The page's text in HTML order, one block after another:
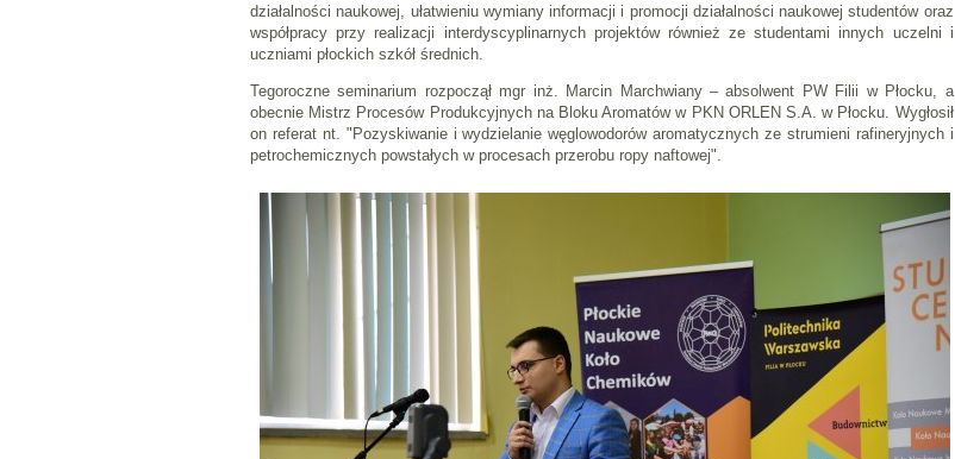
działalności naukowej, ułatwieniu wymiany informacji i promocji działalności naukowej studentów oraz
współpracy przy realizacji interdyscyplinarnych projektów również ze studentami innych uczelni i
uczniami płockich szkół średnich.
Tegoroczne seminarium rozpoczął mgr inż. Marcin Marchwiany – absolwent PW Filii w Płocku, a
obecnie Mistrz Procesów Produkcyjnych na Bloku Aromatów w PKN ORLEN S.A. w Płocku. Wygłosił
on referat nt. "Pozyskiwanie i wydzielanie węglowodorów aromatycznych ze strumieni rafineryjnych i
petrochemicznych powstałych w procesach przerobu ropy naftowej".